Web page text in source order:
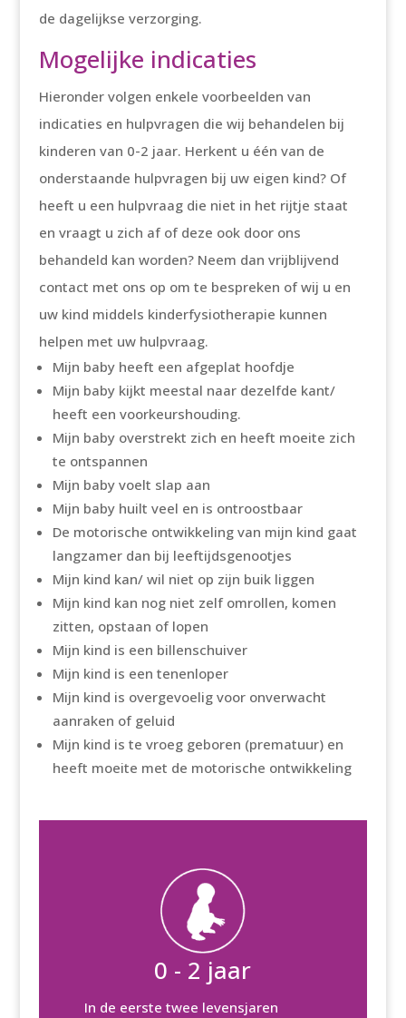
de dagelijkse verzorging.
Mogelijke indicaties
Hieronder volgen enkele voorbeelden van
indicaties en hulpvragen die wij behandelen bij
kinderen van 0-2 jaar. Herkent u één van de
onderstaande hulpvragen bij uw eigen kind? Of
heeft u een hulpvraag die niet in het rijtje staat
en vraagt u zich af of deze ook door ons
behandeld kan worden? Neem dan vrijblijvend
contact met ons op om te bespreken of wij u en
uw kind middels kinderfysiotherapie kunnen
helpen met uw hulpvraag.
Mijn baby heeft een afgeplat hoofdje
Mijn baby kijkt meestal naar dezelfde kant/
heeft een voorkeurshouding.
Mijn baby overstrekt zich en heeft moeite zich
te ontspannen
Mijn baby voelt slap aan
Mijn baby huilt veel en is ontroostbaar
De motorische ontwikkeling van mijn kind gaat
langzamer dan bij leeftijdsgenootjes
Mijn kind kan/ wil niet op zijn buik liggen
Mijn kind kan nog niet zelf omrollen, komen
zitten, opstaan of lopen
Mijn kind is een billenschuiver
Mijn kind is een tenenloper
Mijn kind is overgevoelig voor onverwacht
aanraken of geluid
Mijn kind is te vroeg geboren (prematuur) en
heeft moeite met de motorische ontwikkeling
0 - 2 jaar
In de eerste twee levensjaren